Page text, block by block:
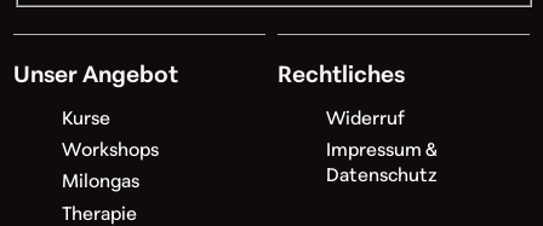
Unser Angebot
Kurse
Workshops
Milongas
Therapie
Rechtliches
Widerruf
Impressum &
Datenschutz